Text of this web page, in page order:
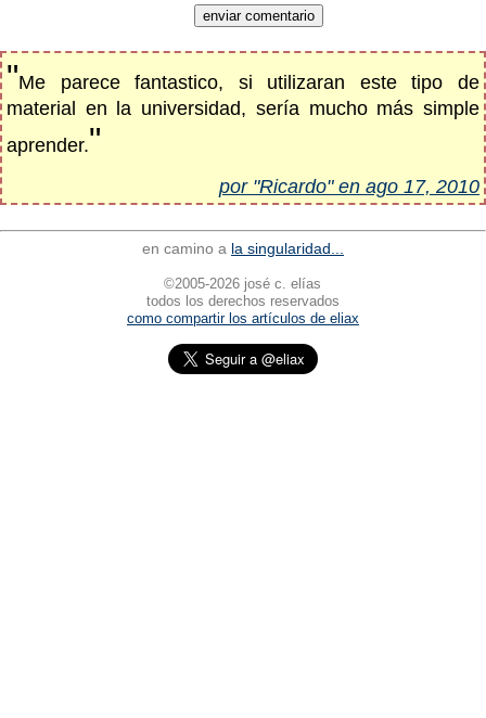
"Me parece fantastico, si utilizaran este tipo de
material en la universidad, sería mucho más simple
aprender."
por "Ricardo" en ago 17, 2010
en camino a la singularidad...
©2005-2026 josé c. elías
todos los derechos reservados
como compartir los artículos de eliax